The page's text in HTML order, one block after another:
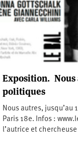
Exposition. Nous
politiques
Nous autres,
Paris 18e. Infos :
l’autrice et